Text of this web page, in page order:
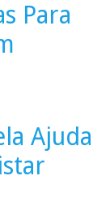
Para
Ajuda